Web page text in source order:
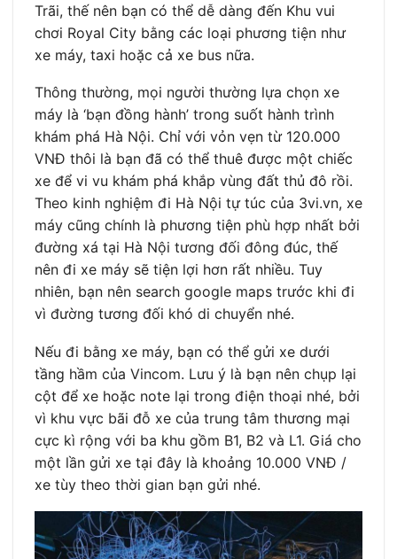
Trãi, thế nên bạn có thể dễ dàng đến Khu vui
chơi Royal City bằng các loại phương tiện như
xe máy, taxi hoặc cả xe bus nữa.
Thông thường, mọi người thường lựa chọn xe
máy là ‘bạn đồng hành’ trong suốt hành trình
khám phá Hà Nội. Chỉ với vỏn vẹn từ 120.000
VNĐ thôi là bạn đã có thể thuê được một chiếc
xe để vi vu khám phá khắp vùng đất thủ đô rồi.
Theo kinh nghiệm đi Hà Nội tự túc của 3vi.vn, xe
máy cũng chính là phương tiện phù hợp nhất bởi
đường xá tại Hà Nội tương đối đông đúc, thế
nên đi xe máy sẽ tiện lợi hơn rất nhiều. Tuy
nhiên, bạn nên search google maps trước khi đi
vì đường tương đối khó di chuyển nhé.
Nếu đi bằng xe máy, bạn có thể gửi xe dưới
tầng hầm của Vincom. Lưu ý là bạn nên chụp lại
cột để xe hoặc note lại trong điện thoại nhé, bởi
vì khu vực bãi đỗ xe của trung tâm thương mại
cực kì rộng với ba khu gồm B1, B2 và L1. Giá cho
một lần gửi xe tại đây là khoảng 10.000 VNĐ /
xe tùy theo thời gian bạn gửi nhé.